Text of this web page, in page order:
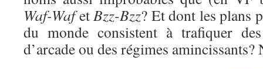
Waf-WafetBzz-Bzz? Et dont les plans
du monde consistent à trafiquer
d’arcade ou des régimes